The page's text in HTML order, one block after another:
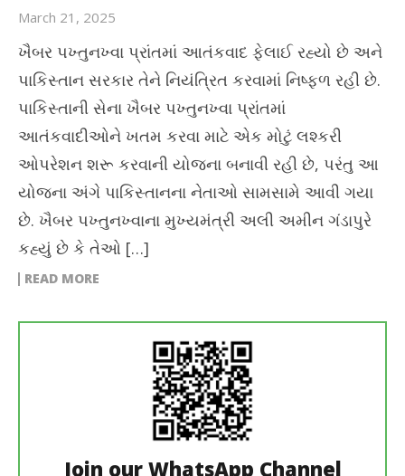
March 21, 2025
ખૈબર પખ્તુનખ્વા પ્રાંતમાં આતંકવાદ ફેલાઈ રહ્યો છે અને
પાકિસ્તાન સરકાર તેને નિયંત્રિત કરવામાં નિષ્ફળ રહી છે.
પાકિસ્તાની સેના ખૈબર પખ્તુનખ્વા પ્રાંતમાં
આતંકવાદીઓને ખતમ કરવા માટે એક મોટું લશ્કરી
ઓપરેશન શરૂ કરવાની યોજના બનાવી રહી છે, પરંતુ આ
યોજના અંગે પાકિસ્તાનના નેતાઓ સામસામે આવી ગયા
છે. ખૈબર પખ્તુનખ્વાના મુખ્યમંત્રી અલી અમીન ગંડાપુરે
કહ્યું છે કે તેઓ […]
READ MORE
Join our WhatsApp Channel